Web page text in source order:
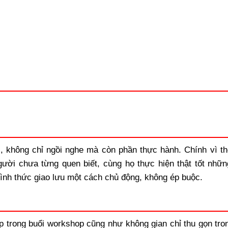
chỉ ngồi nghe mà còn phần thực hành. Chính vì
chưa từng quen biết, cùng họ thực hiện thật tốt
thức giao lưu một cách chủ động, không ép buộc.
trong buổi workshop cũng như không gian chỉ thu gọn